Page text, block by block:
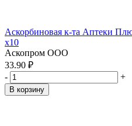
Аскорбиновая к-та Аптеки
x10
Аскопром ООО
33.90 ₽
-
+
В корзину